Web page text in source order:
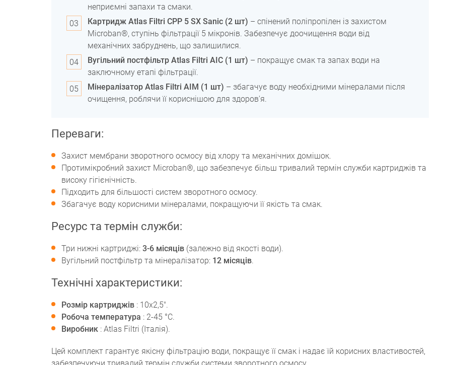
неприємні запахи та смаки.
Картридж Atlas Filtri CPP 5 SX Sanic (2 шт) – спінений поліпропілен із захистом
Microban®, ступінь фільтрації 5 мікронів. Забезпечує доочищення води від
механічних забруднень, що залишилися.
Вугільний постфільтр Atlas Filtri AIC (1 шт) – покращує смак та запах води на
заключному етапі фільтрації.
Мінералізатор Atlas Filtri AIM (1 шт) – збагачує воду необхідними мінералами після
очищення, роблячи її кориснішою для здоров'я.
Переваги:
Захист мембрани зворотного осмосу від хлору та механічних домішок.
Протимікробний захист Microban®, що забезпечує більш тривалий термін служби картриджів та
високу гігієнічність.
Підходить для більшості систем зворотного осмосу.
Збагачує воду корисними мінералами, покращуючи її якість та смак.
Ресурс та термін служби:
Три нижні картриджі: 3-6 місяців (залежно від якості води).
Вугільний постфільтр та мінералізатор: 12 місяців.
Технічні характеристики:
Розмір картриджів : 10x2,5".
Робоча температура : 2-45 °С.
Виробник : Atlas Filtri (Італія).
Цей комплект гарантує якісну фільтрацію води, покращує її смак і надає їй корисних властивостей,